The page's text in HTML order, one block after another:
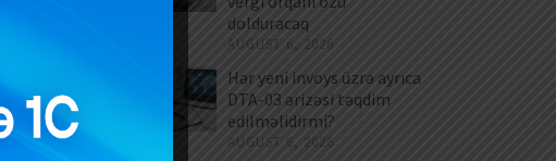
dolduracaq
AUGUST 6, 2026
Hər yeni invoys üzrə ayrıca
DTA-03 ərizəsi təqdim
edilməlidirmi?
AUGUST 6, 2026